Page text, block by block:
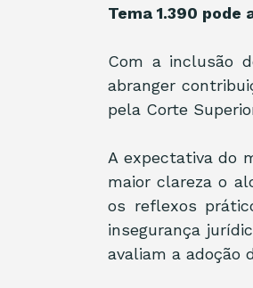
Tema 1.390
Com a inclusão
abranger
pela Corte
A expectativa do
maior clareza o
os reflexos
insegurança
avaliam a adoção